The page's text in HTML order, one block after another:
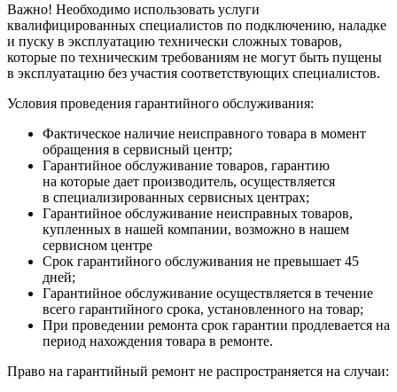
Важно! Необходимо использовать услуги
квалифицированных специалистов по подключению, наладке
и пуску в эксплуатацию технически сложных товаров,
которые по техническим требованиям не могут быть пущены
в эксплуатацию без участия соответствующих специалистов.
Условия проведения гарантийного обслуживания:
Фактическое наличие неисправного товара в момент
обращения в сервисный центр;
Гарантийное обслуживание товаров, гарантию
на которые дает производитель, осуществляется
в специализированных сервисных центрах;
Гарантийное обслуживание неисправных товаров,
купленных в нашей компании, возможно в нашем
сервисном центре
Срок гарантийного обслуживания не превышает 45
дней;
Гарантийное обслуживание осуществляется в течение
всего гарантийного срока, установленного на товар;
При проведении ремонта срок гарантии продлевается на
период нахождения товара в ремонте.
Право на гарантийный ремонт не распространяется на случаи: